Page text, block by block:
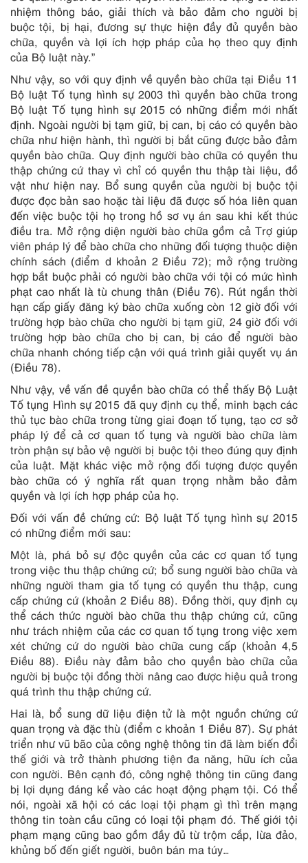
nhiệm thông báo, giải thích và bảo đảm cho người bị
buộc tội, bị hại, đương sự thực hiện đầy đủ quyền bào
chữa, quyền và lợi ích hợp pháp của họ theo quy định
của Bộ luật này.”
Như vậy, so với quy định về quyền bào chữa tại Điều 11
Bộ luật Tố tụng hình sự 2003 thì quyền bào chữa trong
Bộ luật Tố tụng hình sự 2015 có những điểm mới nhất
định. Ngoài người bị tạm giữ, bị can, bị cáo có quyền bào
chữa như hiện hành, thì người bị bắt cũng được bảo đảm
quyền bào chữa. Quy định người bào chữa có quyền thu
thập chứng cứ thay vì chỉ có quyền thu thập tài liệu, đồ
vật như hiện nay. Bổ sung quyền của người bị buộc tội
được đọc bản sao hoặc tài liệu đã được số hóa liên quan
đến việc buộc tội họ trong hồ sơ vụ án sau khi kết thúc
điều tra. Mở rộng diện người bào chữa gồm cả Trợ giúp
viên pháp lý để bào chữa cho những đối tượng thuộc diện
chính sách (điểm d khoản 2 Điều 72); mở rộng trường
hợp bắt buộc phải có người bào chữa với tội có mức hình
phạt cao nhất là tù chung thân (Điều 76). Rút ngắn thời
hạn cấp giấy đăng ký bào chữa xuống còn 12 giờ đối với
trường hợp bào chữa cho người bị tạm giữ, 24 giờ đối với
trường hợp bào chữa cho bị can, bị cáo để người bào
chữa nhanh chóng tiếp cận với quá trình giải quyết vụ án
(Điều 78).
Như vậy, về vấn đề quyền bào chữa có thể thấy Bộ Luật
Tố tụng Hình sự 2015 đã quy định cụ thể, minh bạch các
thủ tục bào chữa trong từng giai đoạn tố tụng, tạo cơ sở
pháp lý để cả cơ quan tố tụng và người bào chữa làm
tròn phận sự bảo vệ người bị buộc tội theo đúng quy định
của luật. Mặt khác việc mở rộng đối tượng được quyền
bào chữa có ý nghĩa rất quan trọng nhằm bảo đảm
quyền và lợi ích hợp pháp của họ.
Đối với vấn đề chứng cứ: Bộ luật Tố tụng hình sự 2015
có những điểm mới sau:
Một là, phá bỏ sự độc quyền của các cơ quan tố tụng
trong việc thu thập chứng cứ; bổ sung người bào chữa và
những người tham gia tố tụng có quyền thu thập, cung
cấp chứng cứ (khoản 2 Điều 88). Đồng thời, quy định cụ
thể cách thức người bào chữa thu thập chứng cứ, cũng
như trách nhiệm của các cơ quan tố tụng trong việc xem
xét chứng cứ do người bào chữa cung cấp (khoản 4,5
Điều 88). Điều này đảm bảo cho quyền bào chữa của
người bị buộc tội đồng thời nâng cao được hiệu quả trong
quá trình thu thập chứng cứ.
Hai là, bổ sung dữ liệu điện tử là một nguồn chứng cứ
quan trọng và đặc thù (điểm c khoản 1 Điều 87). Sự phát
triển như vũ bão của công nghệ thông tin đã làm biến đổi
thế giới và trở thành phương tiện đa năng, hữu ích của
con người. Bên cạnh đó, công nghệ thông tin cũng đang
bị lợi dụng đáng kể vào các hoạt động phạm tội. Có thể
nói, ngoài xã hội có các loại tội phạm gì thì trên mạng
thông tin toàn cầu cũng có loại tội phạm đó. Thế giới tội
phạm mạng cũng bao gồm đầy đủ từ trộm cắp, lừa đảo,
khủng bố đến giết người, buôn bán ma túy…